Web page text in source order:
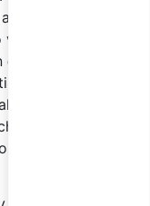
partecipanti
sulla
questionario di
e le
al fine di
presentano
cui